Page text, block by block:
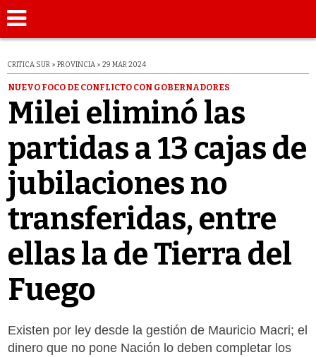
CRITICA SUR » PROVINCIA » 29 MAR 2024
NUEVO FOCO DE CONFLICTO CON GOBERNADORES
Milei eliminó las
partidas a 13 cajas de
jubilaciones no
transferidas, entre
ellas la de Tierra del
Fuego
Existen por ley desde la gestión de Mauricio Macri; el
dinero que no pone Nación lo deben completar los